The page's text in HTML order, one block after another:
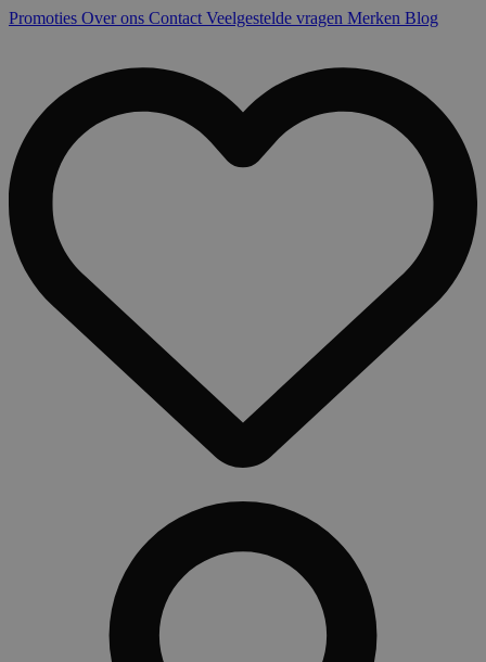
Promoties Over ons Contact Veelgestelde vragen Merken Blog